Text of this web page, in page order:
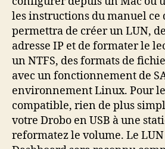
les instructions du manuel ce
permettra de créer un LUN,
adresse IP et de formater le
un NTFS, des formats de
avec un fonctionnement de
environnement Linux. Pour
compatible, rien de plus
votre Drobo en USB à une
reformatez le volume. Le